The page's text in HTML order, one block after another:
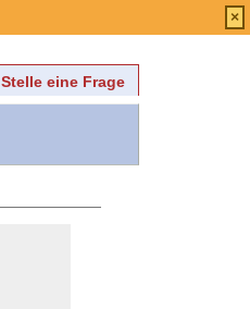
Stelle eine Frage
×